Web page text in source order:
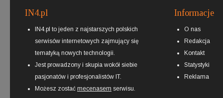
IN4.pl
IN4.pl to jeden z najstarszych polskich
serwisów internetowych zajmujący się
tematyką nowych technologii.
Jest prowadzony i skupia wokół siebie
pasjonatów i profesjonalistów IT.
Możesz zostać mecenasem serwisu.
Informacje
O nas
Redakcja
Kontakt
Statystyki
Reklama